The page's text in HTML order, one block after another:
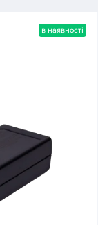
в наявності